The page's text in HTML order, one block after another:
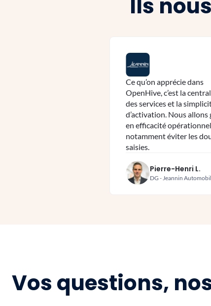
Ils
Ce qu’on apprécie dans
OpenHive, c’est la
des services et la
d’activation. Nous allons
en efficacité
notamment éviter les
saisies.
Pierre-Henri L.
DG - Jeannin
Vos questions,